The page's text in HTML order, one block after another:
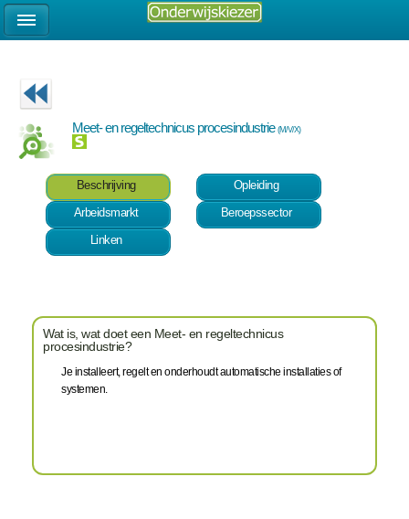
Meet- en regeltechnicus procesindustrie(M/V/X)
Beschrijving
Opleiding
Arbeidsmarkt
Beroepssector
Linken
Wat is, wat doet een Meet- en regeltechnicus
procesindustrie?
Je installeert, regelt en onderhoudt automatische installaties of
systemen.